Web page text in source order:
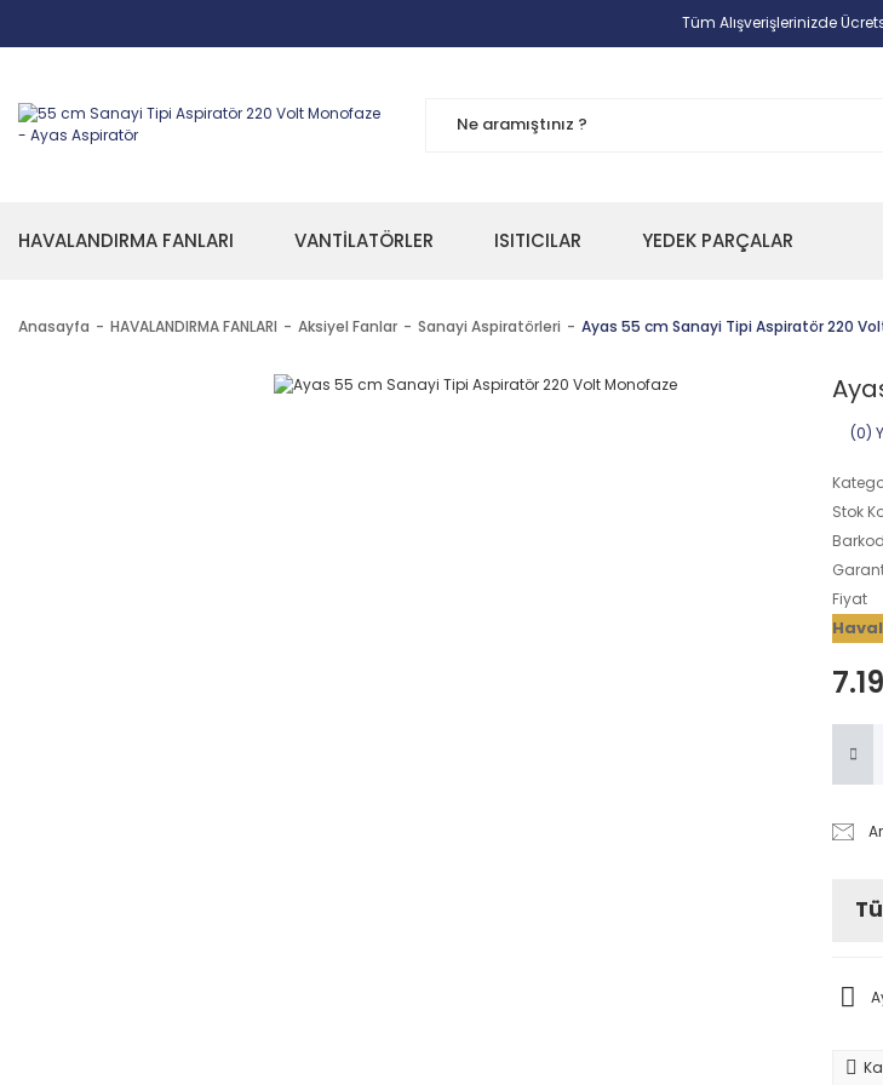
Tüm Alışverişlerinizde
HAVALANDIRMA FANLARI VANTİLATÖRLER ISITICILAR YEDEK PARÇALAR
Anasayfa HAVALANDIRMA FANLARI Aksiyel Fanlar Sanayi Aspiratörleri Ayas 55 cm Sanayi Tipi Aspiratör 220
(0)
Stok
Fiyat